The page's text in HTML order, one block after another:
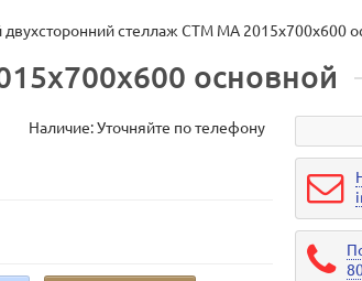
двухсторонний стеллаж СТМ МА 2015х700х600
основной
Наличие: Уточняйте по телефону